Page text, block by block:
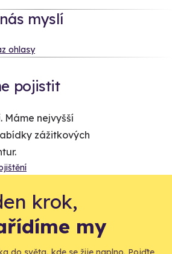
myslí
ohlasy
pojistit
Máme nejvyšší
zážitkových
krok,
my